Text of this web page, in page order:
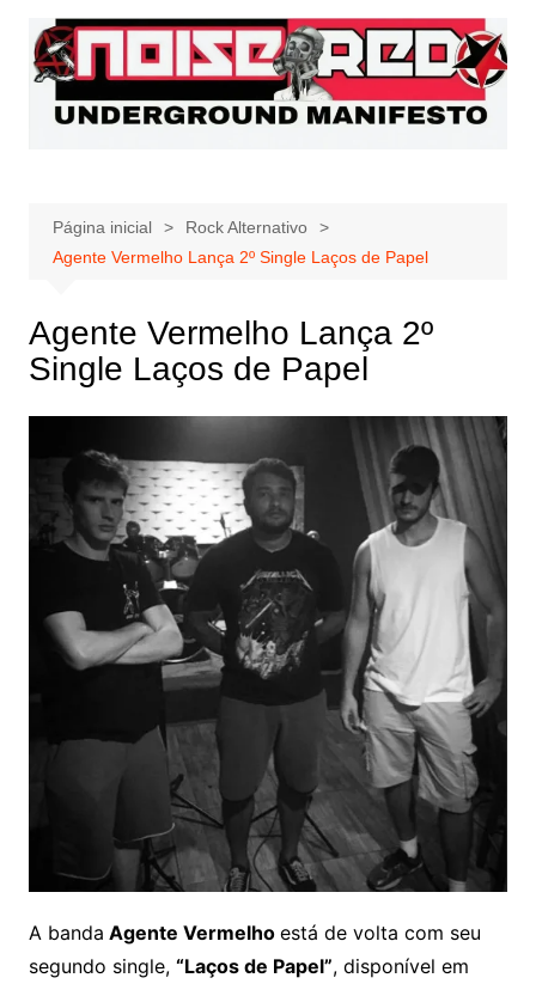
para
conteúdo
Página inicial
Rock Alternativo
Agente Vermelho Lança 2º Single Laços de Papel
Agente Vermelho Lança 2º
Single Laços de Papel
A banda Agente Vermelho está de volta com seu
segundo single, “Laços de Papel”, disponível em